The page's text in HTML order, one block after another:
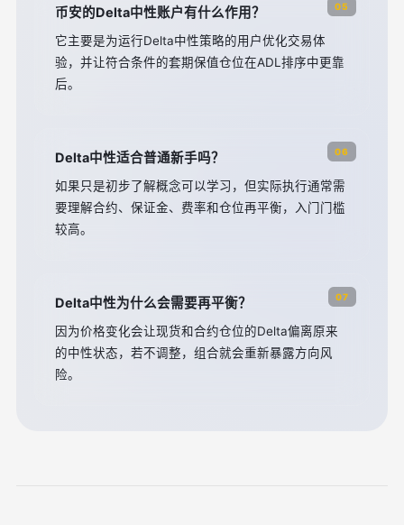
05
币安的Delta中性账户有什么作用？
它主要是为运行Delta中性策略的用户优化交易体
验，并让符合条件的套期保值仓位在ADL排序中更靠
后。
06
Delta中性适合普通新手吗？
如果只是初步了解概念可以学习，但实际执行通常需
要理解合约、保证金、费率和仓位再平衡，入门门槛
较高。
07
Delta中性为什么会需要再平衡？
因为价格变化会让现货和合约仓位的Delta偏离原来
的中性状态，若不调整，组合就会重新暴露方向风
险。